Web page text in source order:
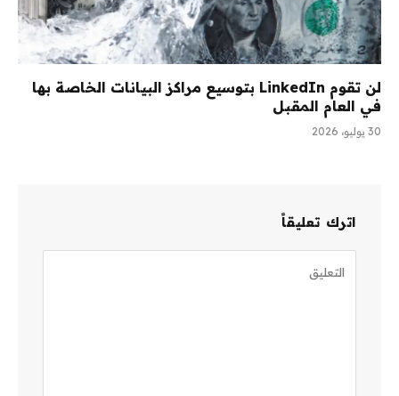
لن تقوم LinkedIn بتوسيع مراكز البيانات الخاصة بها
في العام المقبل
30 يوليو، 2026
اترك تعليقاً